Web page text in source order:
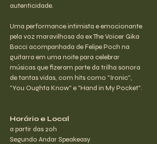
autenticidade.
Uma performance intimista e emocionante
pela voz maravilhosa da ex The Voicer Gika
Bacci acompanhada de Felipe Poch na
guitarra em uma noite para celebrar
músicas que fizeram parte da trilha sonora
de tantas vidas, com hits como "Ironic",
"You Oughta Know" e "Hand in My Pocket".
Horário e Local
a partir das 20h
Segundo Andar Speakeasy